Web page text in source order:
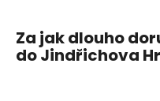
Za jak dlouho
do Jindřichova